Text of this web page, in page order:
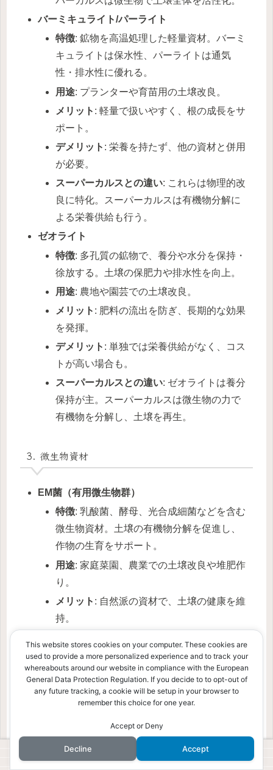
バーミキュライト/パーライト
特徴: 鉱物を高温処理した軽量資材。バーミ
キュライトは保水性、パーライトは通気
性・排水性に優れる。
用途: プランターや育苗用の土壌改良。
メリット : 軽量で扱いやすく、根の成長をサ
ポート。
デメリット : 栄養を持たず、他の資材と併用
が必要。
スーパーカルスとの違い: これらは物理的改
良に特化。スーパーカルスは有機物分解に
よる栄養供給も行う。
ゼオライト
特徴: 多孔質の鉱物で、養分や水分を保持・
徐放する。土壌の保肥力や排水性を向上。
用途: 農地や園芸での土壌改良。
メリット : 肥料の流出を防ぎ、長期的な効果
を発揮。
デメリット : 単独では栄養供給がなく、コス
トが高い場合も。
スーパーカルスとの違い: ゼオライトは養分
保持が主。スーパーカルスは微生物の力で
有機物を分解し、土壌を再生。
3. 微生物資材
EM菌（有用微生物群）
特徴: 乳酸菌、酵母、光合成細菌などを含む
微生物資材。土壌の有機物分解を促進し、
作物の生育をサポート。
用途: 家庭菜園、農業での土壌改良や堆肥作
り。
メリット : 自然派の資材で、土壌の健康を維
持。
あり、適切な管理が必要。
スーパーカルスとの違い: EM菌は汎用的だ
が、スーパーカルスは米ぬか不要で即効性
が高く、強力な微生物配合が特徴。
スーパーカルスの強みと選び方のポイン
ホーム 検索 トップ サイドバー
This website stores cookies on your computer. These cookies are
used to provide a more personalized experience and to track your
whereabouts around our website in compliance with the European
General Data Protection Regulation. If you decide to to opt-out of
any future tracking, a cookie will be setup in your browser to
remember this choice for one year.
Accept or Deny
Decline Accept